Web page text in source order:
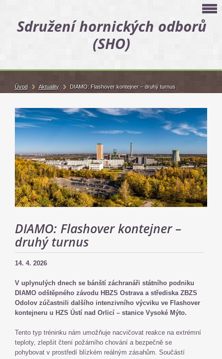
Sdružení hornických odborů
(SHO)
DIAMO: Flashover kontejner –
druhý turnus
14. 4. 2026
V uplynulých dnech se bánští záchranáři státního podniku
DIAMO odštěpného závodu HBZS Ostrava a střediska ZBZS
Odolov zúčastnili dalšího intenzivního výcviku ve Flashover
kontejneru u HZS Ústí nad Orlicí – stanice Vysoké Mýto.
Tento typ tréninku nám umožňuje nacvičovat reakce na extrémní
teploty, zlepšit čtení požárního chování a bezpečně se
pohybovat v prostředí blízkém reálným zásahům. Součástí
Úvod Aktuality DIAMO: Flashover kontejner – druhý turnus